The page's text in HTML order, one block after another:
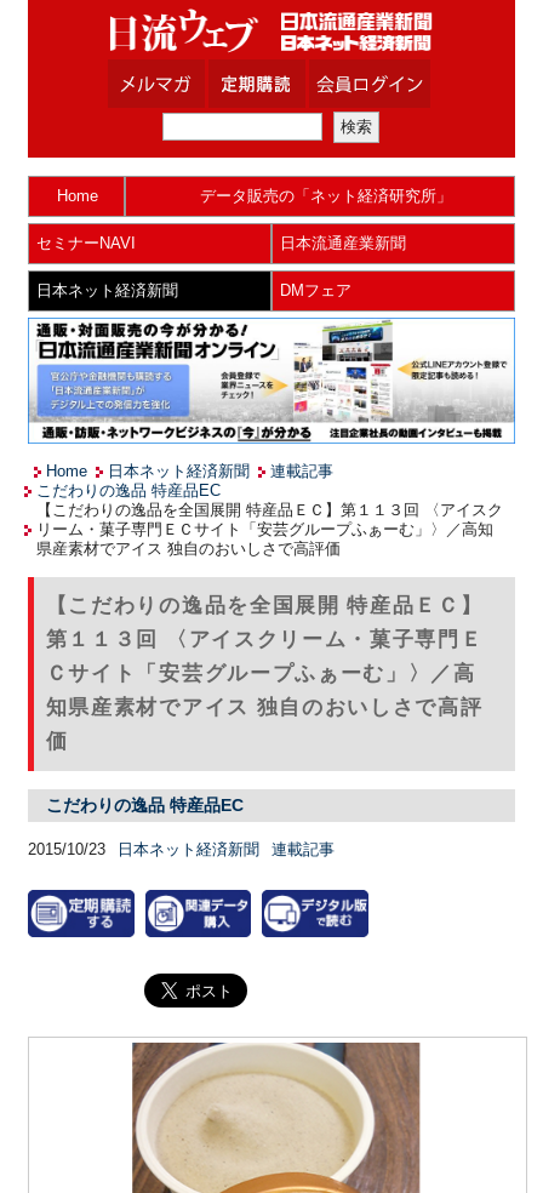
Home データ販売の「ネット経済研究所」
セミナーNAVI 日本流通産業新聞
日本ネット経済新聞 DMフェア
Home 日本ネット経済新聞
連載記事
こだわりの逸品 特産品EC
【こだわりの逸品を全国展開 特産品ＥＣ】第１１３回 〈アイスク
リーム・菓子専門ＥＣサイト「安芸グループふぁーむ」〉／高知
県産素材でアイス 独自のおいしさで高評価
【こだわりの逸品を全国展開 特産品ＥＣ】
第１１３回 〈アイスクリーム・菓子専門Ｅ
Ｃサイト「安芸グループふぁーむ」〉／高
知県産素材でアイス 独自のおいしさで高評
価
こだわりの逸品 特産品EC
2015/10/23 日本ネット経済新聞 連載記事